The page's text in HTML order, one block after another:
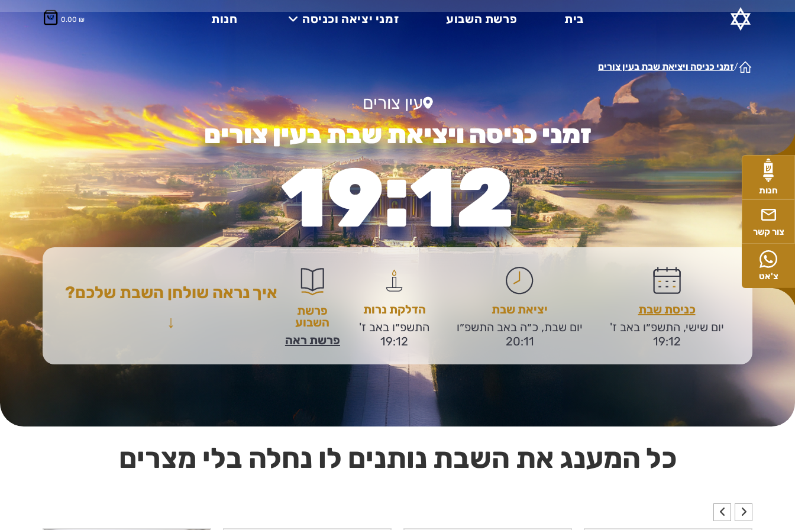
בית פרשת השבוע זמני יציאה וכניסה חנות 0.00 ₪
0
/זמני כניסה ויציאת שבת בעין צורים
עין צורים
זמני כניסה ויציאת שבת בעין צורים
19:12
כניסת שבת
יום שישי, התשפ״ו באב ז'
19:12
יציאת שבת
יום שבת, כ״ה באב התשפ״ו
20:11
הדלקת נרות
התשפ״ו באב ז'
19:12
פרשת
השבוע
פרשת ראה
איך נראה שולחן השבת שלכם?
↓
כל המענג את השבת נותנים לו נחלה בלי מצרים
חנות
צור קשר
צ'אט